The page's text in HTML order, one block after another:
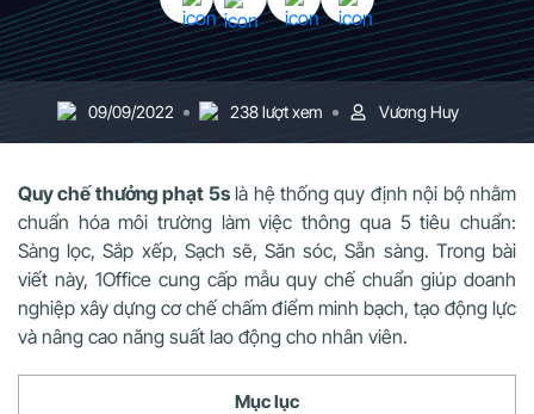
09/09/2022 238 lượt xem Vương Huy
Quy chế thưởng phạt 5slà hệ thống quy định nội bộ nhằm
chuẩn hóa môi trường làm việc thông qua 5 tiêu chuẩn:
Sàng lọc, Sắp xếp, Sạch sẽ, Săn sóc, Sẵn sàng. Trong bài
viết này, 1Office cung cấp mẫu quy chế chuẩn giúp doanh
nghiệp xây dựng cơ chế chấm điểm minh bạch, tạo động lực
và nâng cao năng suất lao động cho nhân viên.
Mục lục